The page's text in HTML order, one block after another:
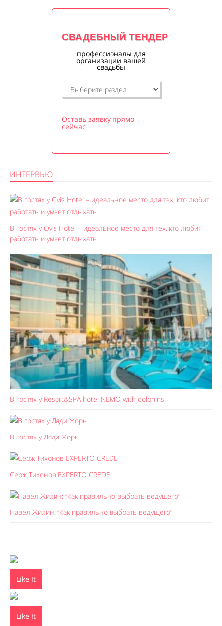
СВАДЕБНЫЙ ТЕНДЕР
профессионалы для
организации вашей
свадьбы
Оставь заявку прямо
сейчас
ИНТЕРВЬЮ
В гостях у Ovis Hotel – идеальное место для тех, кто любит
работать и умеет отдыхать
В гостях у Resort&SPA hotel NEMO with dolphins
В гостях у Дяди Жоры
Серж Тихонов EXPERTO CREDE
Павел Жилин: “Как правильно выбрать ведущего”
Like It
Like It